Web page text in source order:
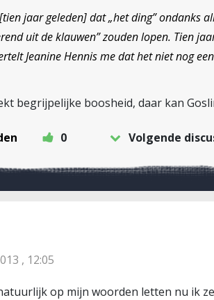
jaar geleden] dat „het ding” ondanks
uit de klauwen” zouden lopen. Tien
Jeanine Hennis me dat het niet nog
begrijpelijke boosheid, daar kan
0 Volgende
, 12:05
op mijn woorden letten nu ik